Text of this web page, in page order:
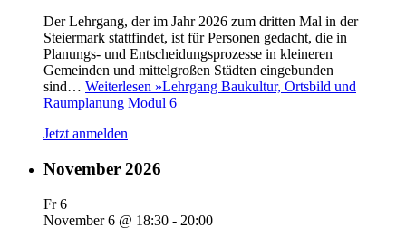
Der Lehrgang, der im Jahr 2026 zum dritten Mal in der
Steiermark stattfindet, ist für Personen gedacht, die in
Planungs- und Entscheidungsprozesse in kleineren
Gemeinden und mittelgroßen Städten eingebunden
sind… Weiterlesen »Lehrgang Baukultur, Ortsbild und
Raumplanung Modul 6
Jetzt anmelden
November 2026
Fr6
November 6 @ 18:30 - 20:00